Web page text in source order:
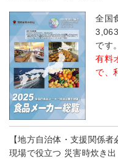
全国
です。
有料
で、
【地方自治体・支援関係者
現場で役立つ 災害時炊き